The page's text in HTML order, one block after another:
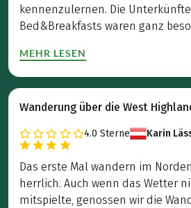
kennenzulernen. Die
Bed&Breakfasts waren ganz
MEHR LESEN
Wanderung über die West
4.0 Sterne Karin
Das erste Mal wandern im
herrlich. Auch wenn das Wetter
mitspielte, genossen wir die